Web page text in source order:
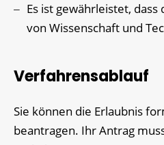
Es ist gewährleistet,
von Wissenschaft und
Verfahrensablauf
Sie können die Erlaubnis
beantragen. Ihr Antrag